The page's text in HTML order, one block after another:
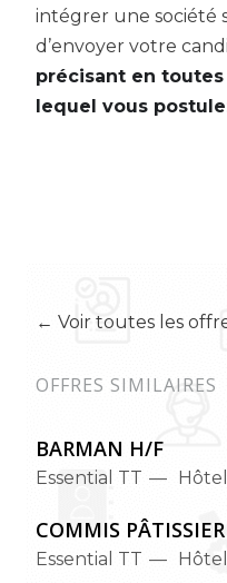
intégrer une société
d’envoyer votre
précisant en
lequel vous
← Voir toutes les
OFFRES SIMILAIRES
BARMAN H/F
Essential TT
COMMIS
Essential TT